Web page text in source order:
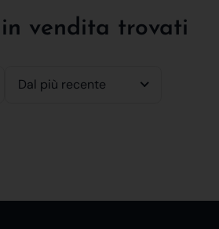
vendita trovati
Dal più recente